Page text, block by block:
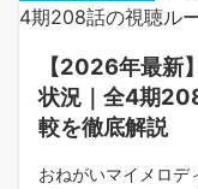
【2026年最新
状況｜全4期
較を徹底解説
おねがいマイメロデ